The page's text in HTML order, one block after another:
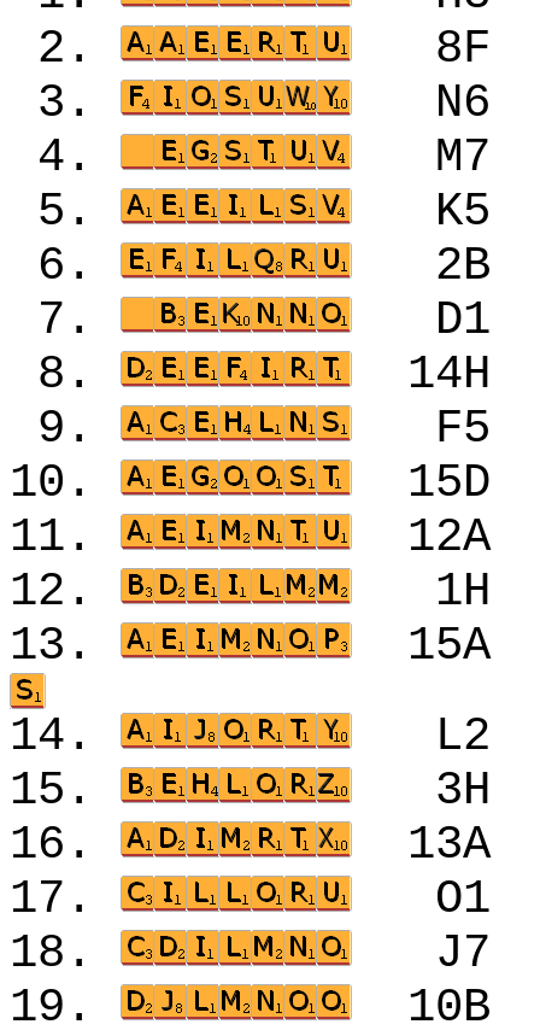
2.
3.
4.
5.
6.
7.
8.
9.
10.
11.
12.
13.
14.
15.
16.
17.
18.
J7
19.